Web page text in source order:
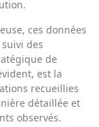
ces données
des
de
est la
recueillies
détaillée et
observés.